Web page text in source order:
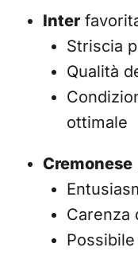
Inter
Striscia
Qualità
ottimale
Cremonese
Carenza